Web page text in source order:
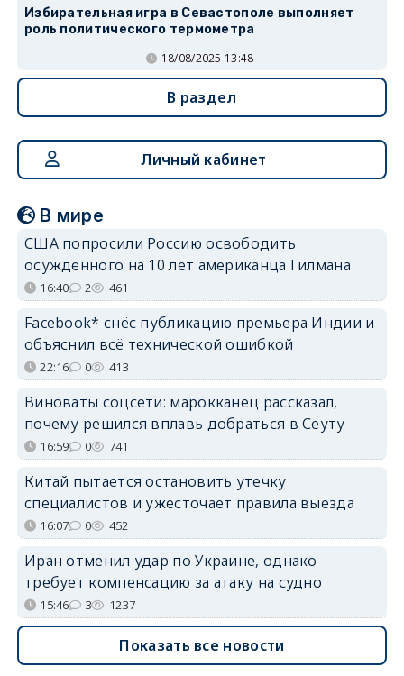
Избирательная игра в Севастополе выполняет
роль политического термометра
18/08/2025 13:48
В раздел
Личный кабинет
В мире
США попросили Россию освободить
осуждённого на 10 лет американца Гилмана
16:40 2 461
Facebook* снёс публикацию премьера Индии и
объяснил всё технической ошибкой
22:16 0 413
Виноваты соцсети: марокканец рассказал,
почему решился вплавь добраться в Сеуту
16:59 0 741
Китай пытается остановить утечку
специалистов и ужесточает правила выезда
16:07 0 452
Иран отменил удар по Украине, однако
требует компенсацию за атаку на судно
15:46 3 1237
Показать все новости